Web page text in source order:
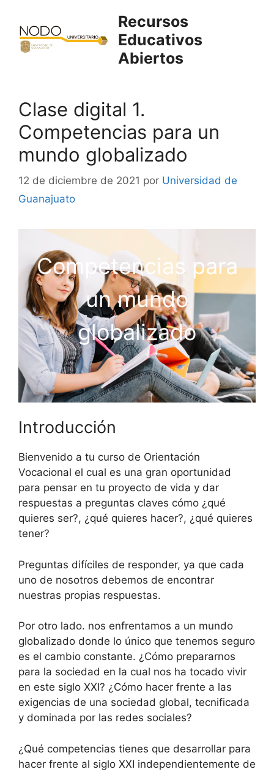
contenido
Recursos
Educativos
Abiertos
Clase digital 1.
Competencias para un
mundo globalizado
12 de diciembre de 2021 por Universidad de
Guanajuato
Competencias para
un mundo
globalizado
Introducción
Bienvenido a tu curso de Orientación
Vocacional el cual es una gran oportunidad
para pensar en tu proyecto de vida y dar
respuestas a preguntas claves cómo ¿qué
quieres ser?, ¿qué quieres hacer?, ¿qué quieres
tener?
Preguntas difíciles de responder, ya que cada
uno de nosotros debemos de encontrar
nuestras propias respuestas.
Por otro lado. nos enfrentamos a un mundo
globalizado donde lo único que tenemos seguro
es el cambio constante. ¿Cómo prepararnos
para la sociedad en la cual nos ha tocado vivir
en este siglo XXI? ¿Cómo hacer frente a las
exigencias de una sociedad global, tecnificada
y dominada por las redes sociales?
¿Qué competencias tienes que desarrollar para
hacer frente al siglo XXI independientemente de